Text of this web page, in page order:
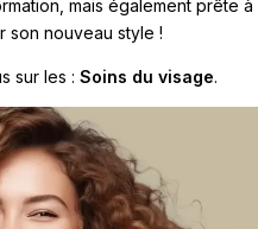
mais également prête à
son nouveau style !
sur les : Soins du visage.